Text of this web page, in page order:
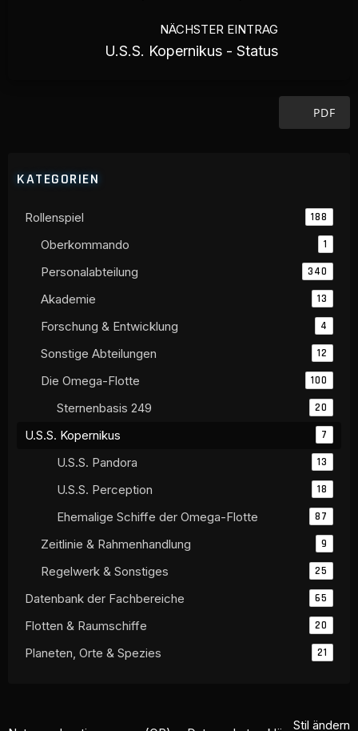
NÄCHSTER EINTRAG
U.S.S. Kopernikus - Status
PDF
KATEGORIEN
Rollenspiel 188
Oberkommando 1
Personalabteilung 340
Akademie 13
Forschung & Entwicklung 4
Sonstige Abteilungen 12
Die Omega-Flotte 100
Sternenbasis 249 20
U.S.S. Kopernikus 7
U.S.S. Pandora 13
U.S.S. Perception 18
Ehemalige Schiffe der Omega-Flotte 87
Zeitlinie & Rahmenhandlung 9
Regelwerk & Sonstiges 25
Datenbank der Fachbereiche 65
Flotten & Raumschiffe 20
Planeten, Orte & Spezies 21
Stil ändern